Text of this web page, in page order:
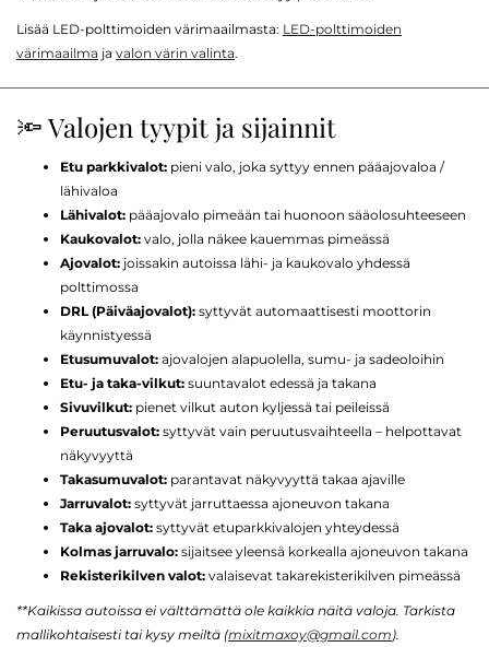
Lisää LED-polttimoiden värimaailmasta: LED-polttimoiden
värimaailma ja valon värin valinta.
🔦 Valojen tyypit ja sijainnit
Etu parkkivalot: pieni valo, joka syttyy ennen pääajovaloa /
lähivaloa
Lähivalot: pääajovalo pimeään tai huonoon sääolosuhteeseen
Kaukovalot: valo, jolla näkee kauemmas pimeässä
Ajovalot: joissakin autoissa lähi- ja kaukovalo yhdessä
polttimossa
DRL (Päiväajovalot): syttyvät automaattisesti moottorin
käynnistyessä
Etusumuvalot: ajovalojen alapuolella, sumu- ja sadeoloihin
Etu- ja taka-vilkut: suuntavalot edessä ja takana
Sivuvilkut: pienet vilkut auton kyljessä tai peileissä
Peruutusvalot: syttyvät vain peruutusvaihteella – helpottavat
näkyvyyttä
Takasumuvalot: parantavat näkyvyyttä takaa ajaville
Jarruvalot: syttyvät jarruttaessa ajoneuvon takana
Taka ajovalot: syttyvät etuparkkivalojen yhteydessä
Kolmas jarruvalo: sijaitsee yleensä korkealla ajoneuvon takana
Rekisterikilven valot: valaisevat takarekisterikilven pimeässä
**Kaikissa autoissa ei välttämättä ole kaikkia näitä valoja. Tarkista
mallikohtaisesti tai kysy meiltä (mixitmaxoy@gmail.com ).